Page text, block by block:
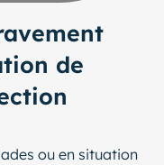
de
ou en situation